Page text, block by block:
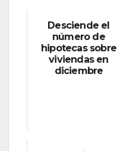
Desciende el
número de
hipotecas sobre
viviendas en
diciembre